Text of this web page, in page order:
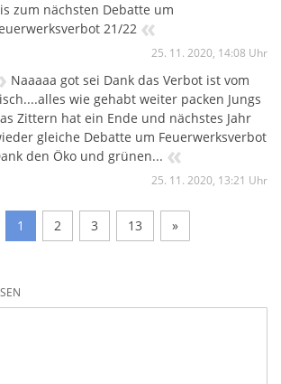
zum nächsten Debatte um
21/22 «
25. 11. 2020, 14:08 Uhr
Naaaaa got sei Dank das Verbot ist vom
wie gehabt weiter packen Jungs
Zittern hat ein Ende und nächstes Jahr
gleiche Debatte um Feuerwerksverbot
den Öko und grünen... «
25. 11. 2020, 13:21 Uhr
1 2 3 13 »